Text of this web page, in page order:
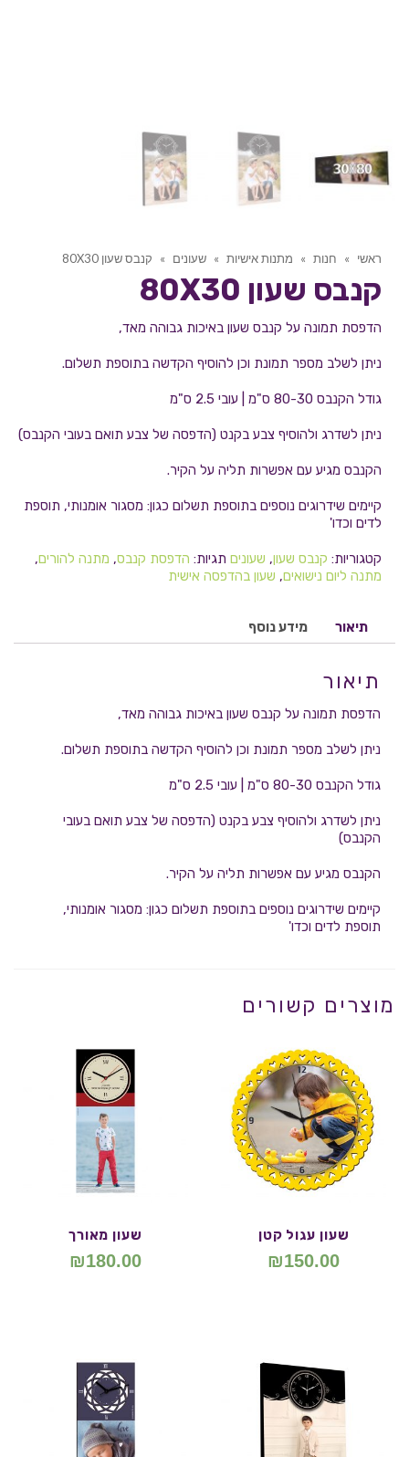
ראשי » חנות » מתנות אישיות » שעונים » קנבס שעון 80X30
קנבס שעון 80X30
הדפסת תמונה על קנבס שעון באיכות גבוהה מאד,
ניתן לשלב מספר תמונת וכן להוסיף הקדשה בתוספת תשלום.
גודל הקנבס 80-30 ס"מ | עובי 2.5 ס"מ
ניתן לשדרג ולהוסיף צבע בקנט (הדפסה של צבע תואם בעובי הקנבס)
הקנבס מגיע עם אפשרות תליה על הקיר.
קיימים שידרוגים נוספים בתוספת תשלום כגון: מסגור אומנותי, תוספת
לדים וכדו'
קטגוריות: קנבס שעון, שעונים תגיות: הדפסת קנבס, מתנה להורים,
מתנה ליום נישואים, שעון בהדפסה אישית
תיאור מידע נוסף
תיאור
הדפסת תמונה על קנבס שעון באיכות גבוהה מאד,
ניתן לשלב מספר תמונת וכן להוסיף הקדשה בתוספת תשלום.
גודל הקנבס 80-30 ס"מ | עובי 2.5 ס"מ
ניתן לשדרג ולהוסיף צבע בקנט (הדפסה של צבע תואם בעובי
הקנבס)
הקנבס מגיע עם אפשרות תליה על הקיר.
קיימים שידרוגים נוספים בתוספת תשלום כגון: מסגור אומנותי,
תוספת לדים וכדו'
מוצרים קשורים
שעון עגול קטן
₪150.00
שעון מאורך
₪180.00